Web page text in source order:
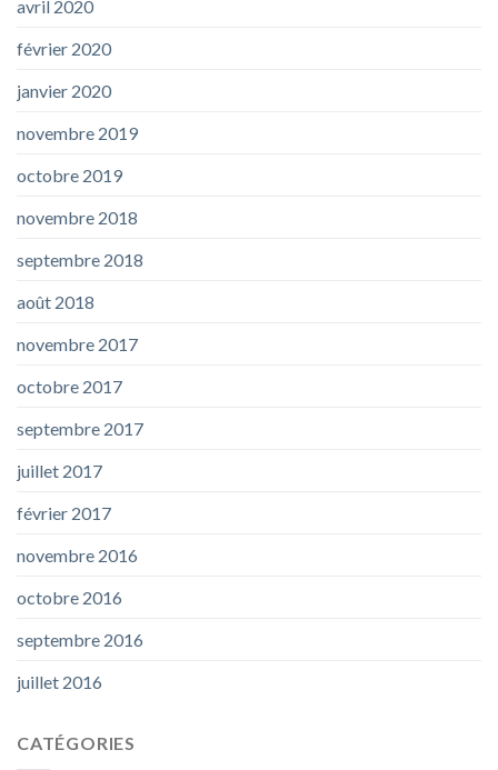
avril 2020
février 2020
janvier 2020
novembre 2019
octobre 2019
novembre 2018
septembre 2018
août 2018
novembre 2017
octobre 2017
septembre 2017
juillet 2017
février 2017
novembre 2016
octobre 2016
septembre 2016
juillet 2016
CATÉGORIES